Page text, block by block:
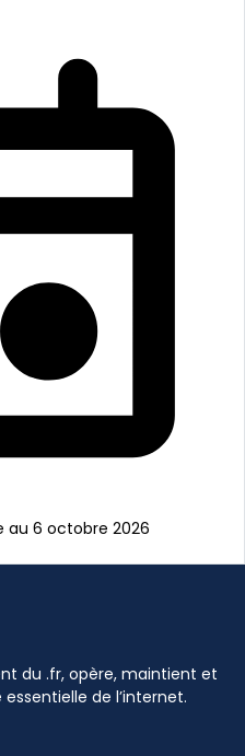
au 6 octobre 2026
du .fr, opère, maintient et
de l’internet.